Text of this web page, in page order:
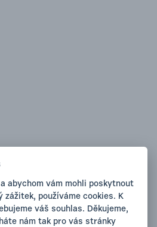
abychom vám mohli poskytnout
zážitek, používáme cookies. K
váš souhlas. Děkujeme,
nám tak pro vás stránky